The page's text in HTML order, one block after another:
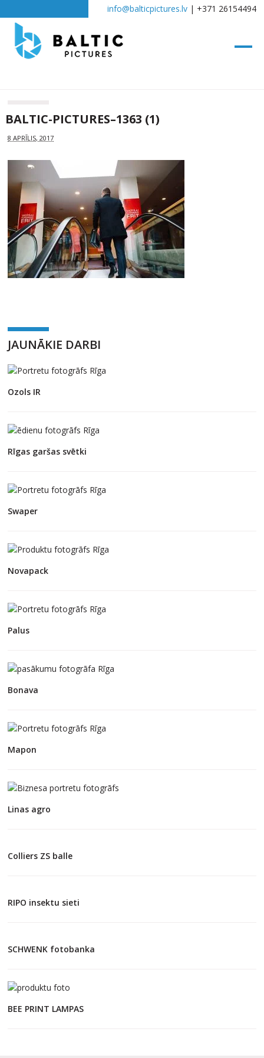
info@balticpictures.lv| +371 26154494
BALTIC-PICTURES–1363 (1)
8 APRĪLIS, 2017
JAUNĀKIE DARBI
Ozols IR
Rīgas garšas svētki
Swaper
Novapack
Palus
Bonava
Mapon
Linas agro
Colliers ZS balle
RIPO insektu sieti
SCHWENK fotobanka
BEE PRINT LAMPAS